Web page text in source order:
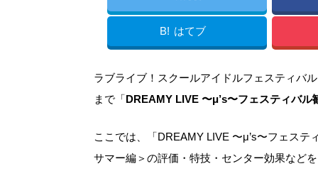
B! はてブ
ラブライブ！スクールアイドルフェスティバ
まで「DREAMY LIVE 〜μ’s〜フェスティバル
ここでは、「DREAMY LIVE 〜μ’s〜フェス
サマー編＞の評価・特技・センター効果などを